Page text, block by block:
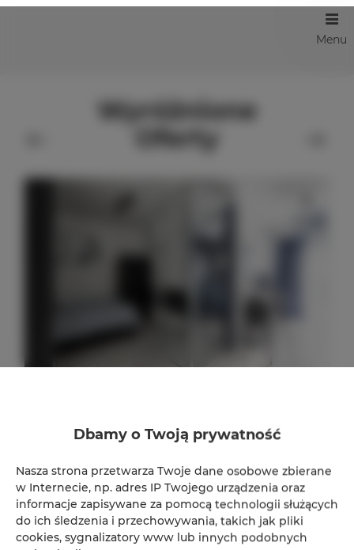
Menu
Wyróżnione
Oferty
24,00 m2 2
Od 160,00 zł
Dbamy o Twoją prywatność
Nasza strona przetwarza Twoje dane osobowe zbierane
w Internecie, np. adres IP Twojego urządzenia oraz
informacje zapisywane za pomocą technologii służących
do ich śledzenia i przechowywania, takich jak pliki
cookies, sygnalizatory www lub innych podobnych